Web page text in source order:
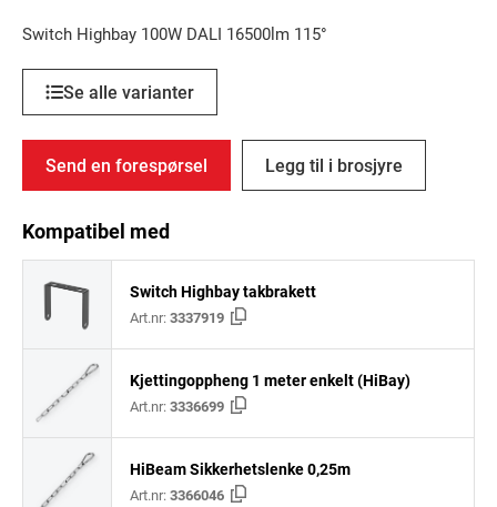
Switch Highbay 100W DALI 16500lm 115°
Se alle varianter
Send en forespørsel Legg til i brosjyre
Kompatibel med
Switch Highbay takbrakett
Art.nr:3337919
Kjettingoppheng 1 meter enkelt (HiBay)
Art.nr:3336699
HiBeam Sikkerhetslenke 0,25m
Art.nr:3366046